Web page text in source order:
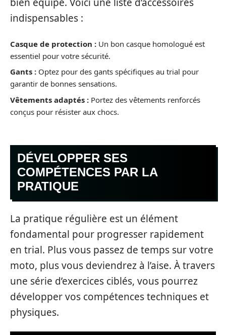
bien équipé. Voici une liste d’accessoires
indispensables :
Casque de protection : Un bon casque homologué est
essentiel pour votre sécurité.
Gants : Optez pour des gants spécifiques au trial pour
garantir de bonnes sensations.
Vêtements adaptés : Portez des vêtements renforcés
conçus pour résister aux chocs.
DÉVELOPPER SES
COMPÉTENCES PAR LA
PRATIQUE
La pratique régulière est un élément
fondamental pour progresser rapidement
en trial. Plus vous passez de temps sur votre
moto, plus vous deviendrez à l’aise. À travers
une série d’exercices ciblés, vous pourrez
développer vos compétences techniques et
physiques.